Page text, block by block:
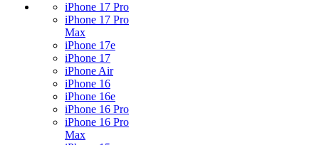
iPhone 17 Pro
iPhone 17 Pro
Max
iPhone 17e
iPhone 17
iPhone Air
iPhone 16
iPhone 16e
iPhone 16 Pro
iPhone 16 Pro
Max